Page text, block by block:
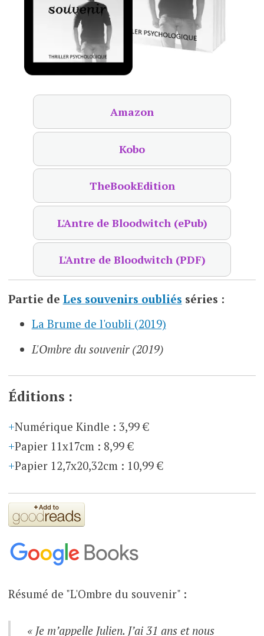
Amazon
Kobo
TheBookEdition
L'Antre de Bloodwitch (ePub)
L'Antre de Bloodwitch (PDF)
Partie de Les souvenirs oubliés séries :
La Brume de l'oubli (2019)
L'Ombre du souvenir (2019)
Éditions :
Numérique Kindle : 3,99 €
Papier 11x17cm: 8,99 €
Papier 12,7x20,32cm: 10,99 €
Résumé de "L'Ombre du souvenir" :
« Je m’appelle Julien. J’ai 31 ans et nous